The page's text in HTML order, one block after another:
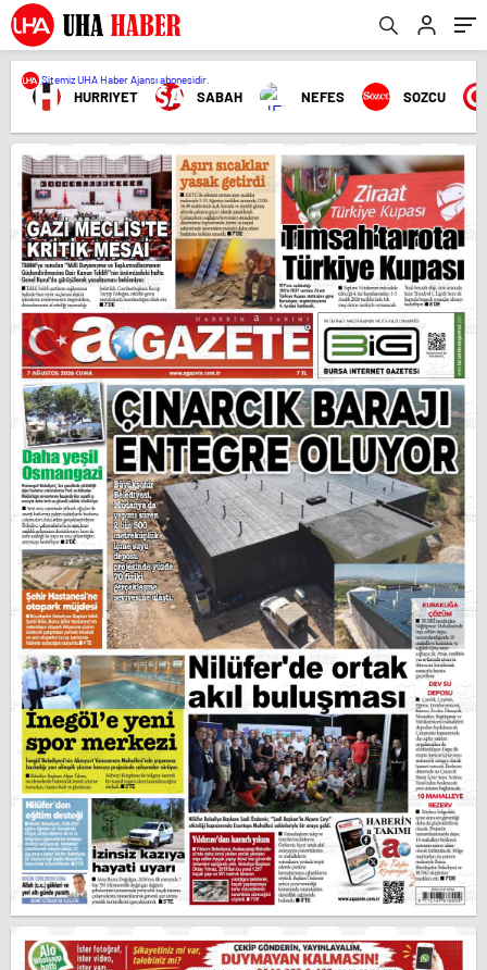
HURRIYET SABAH NEFES SOZCU
Sitemiz UHA Haber Ajansı abonesidir.